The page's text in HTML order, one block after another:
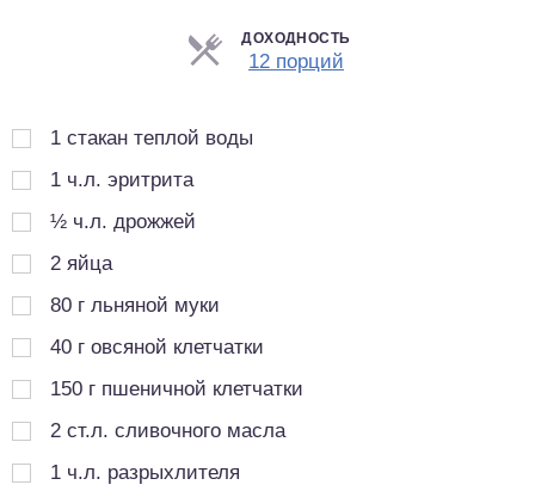
ДОХОДНОСТЬ
12 порций
1 стакан теплой воды
1 ч.л. эритрита
½ ч.л. дрожжей
2 яйца
80 г льняной муки
40 г овсяной клетчатки
150 г пшеничной клетчатки
2 ст.л. сливочного масла
1 ч.л. разрыхлителя